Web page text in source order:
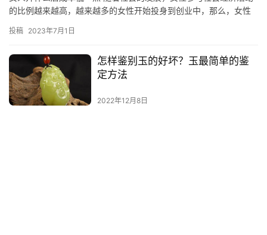
的比例越来越高，越来越多的女性开始投身到创业中，那么，女性
小…
投稿 2023年7月1日
怎样鉴别玉的好坏？玉最简单的鉴
定方法
2022年12月8日